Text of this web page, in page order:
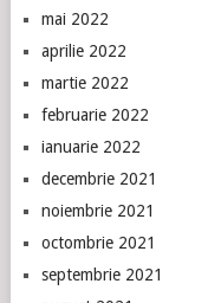
mai 2022
aprilie 2022
martie 2022
februarie 2022
ianuarie 2022
decembrie 2021
noiembrie 2021
octombrie 2021
septembrie 2021